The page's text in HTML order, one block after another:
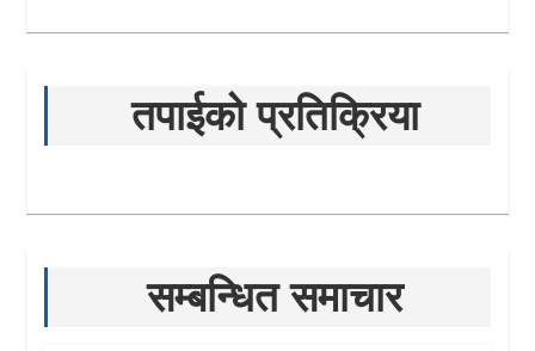
तपाईको प्रतिक्रिया
सम्बन्धित समाचार